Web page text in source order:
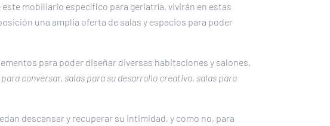
mobiliario específico para geriatría, vivirán en estas
una amplia oferta de salas y espacios para poder
para poder diseñar diversas habitaciones y salones,
para conversar, salas para su desarrollo creativo, salas para
descansar y recuperar su intimidad, y como no, para